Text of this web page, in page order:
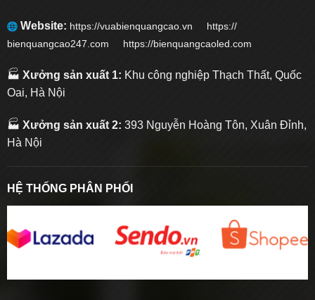
Website: https://vuabienquangcao.vn https://
bienquangcao247.com https://bienquangcaoled.com
🏭 Xưởng sản xuất 1: Khu công nghiệp Thạch Thất, Quốc
Oai, Hà Nội
🏭 Xưởng sản xuất 2: 393 Nguyễn Hoàng Tôn, Xuân Đỉnh,
Hà Nội
HỆ THỐNG PHÂN PHỐI